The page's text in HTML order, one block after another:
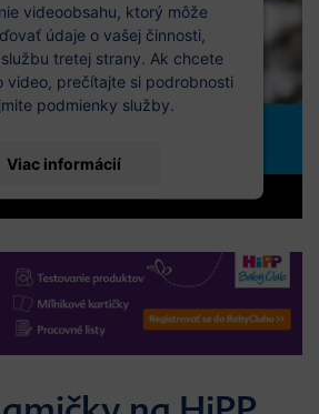
videoobsahu, ktorý môže
údaje o vašej činnosti,
tretej strany. Ak chcete
video, prečítajte si podrobnosti
podmienky služby.
Viac informácií
Prijať